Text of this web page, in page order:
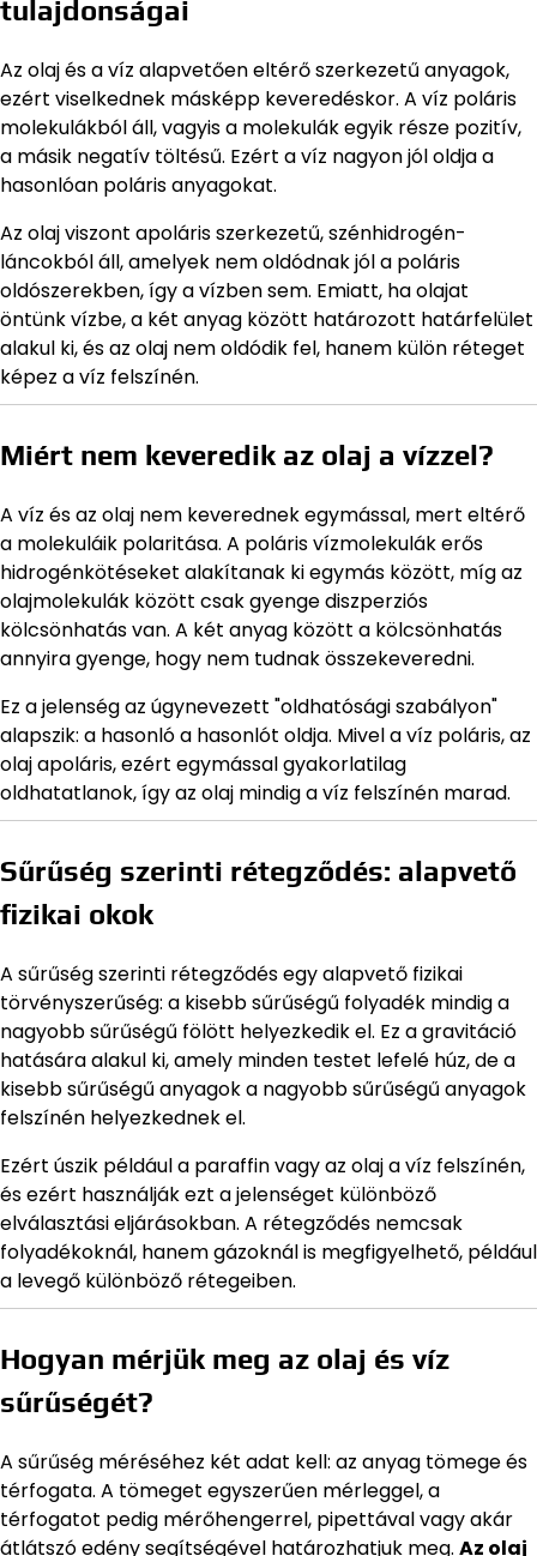
tulajdonságai
Az olaj és a víz alapvetően eltérő szerkezetű anyagok,
ezért viselkednek másképp keveredéskor. A víz poláris
molekulákból áll, vagyis a molekulák egyik része pozitív,
a másik negatív töltésű. Ezért a víz nagyon jól oldja a
hasonlóan poláris anyagokat.
Az olaj viszont apoláris szerkezetű, szénhidrogén-
láncokból áll, amelyek nem oldódnak jól a poláris
oldószerekben, így a vízben sem. Emiatt, ha olajat
öntünk vízbe, a két anyag között határozott határfelület
alakul ki, és az olaj nem oldódik fel, hanem külön réteget
képez a víz felszínén.
Miért nem keveredik az olaj a vízzel?
A víz és az olaj nem keverednek egymással, mert eltérő
a molekuláik polaritása. A poláris vízmolekulák erős
hidrogénkötéseket alakítanak ki egymás között, míg az
olajmolekulák között csak gyenge diszperziós
kölcsönhatás van. A két anyag között a kölcsönhatás
annyira gyenge, hogy nem tudnak összekeveredni.
Ez a jelenség az úgynevezett "oldhatósági szabályon"
alapszik: a hasonló a hasonlót oldja. Mivel a víz poláris, az
olaj apoláris, ezért egymással gyakorlatilag
oldhatatlanok, így az olaj mindig a víz felszínén marad.
Sűrűség szerinti rétegződés: alapvető
fizikai okok
A sűrűség szerinti rétegződés egy alapvető fizikai
törvényszerűség: a kisebb sűrűségű folyadék mindig a
nagyobb sűrűségű fölött helyezkedik el. Ez a gravitáció
hatására alakul ki, amely minden testet lefelé húz, de a
kisebb sűrűségű anyagok a nagyobb sűrűségű anyagok
felszínén helyezkednek el.
Ezért úszik például a paraffin vagy az olaj a víz felszínén,
és ezért használják ezt a jelenséget különböző
elválasztási eljárásokban. A rétegződés nemcsak
folyadékoknál, hanem gázoknál is megfigyelhető, például
a levegő különböző rétegeiben.
Hogyan mérjük meg az olaj és víz
sűrűségét?
A sűrűség méréséhez két adat kell: az anyag tömege és
térfogata. A tömeget egyszerűen mérleggel, a
térfogatot pedig mérőhengerrel, pipettával vagy akár
átlátszó edény segítségével határozhatjuk meg. Az olaj